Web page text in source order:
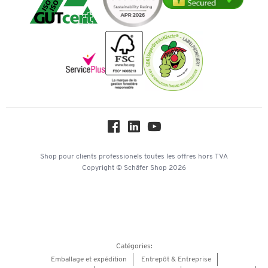
Inspiration
Paiement d'avance
Shop pour clients professionels toutes les offres hors TVA
Copyright © Schäfer Shop 2026
Catégories:
Emballage et expédition
Entrepôt & Entreprise